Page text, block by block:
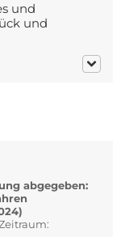
und
und
abgegeben: